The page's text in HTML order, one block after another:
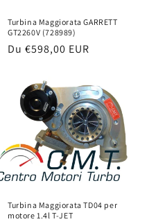
Turbina Maggiorata GARRETT
GT2260V (728989)
Prix
Du €598,00 EUR
Turbina Maggiorata TD04 per
motore 1.4l T-JET